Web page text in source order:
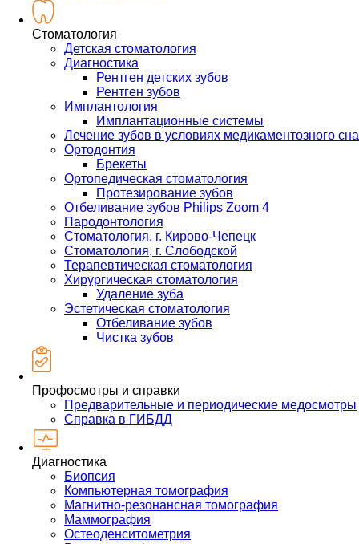
Стоматология
Детская стоматология
Диагностика
Рентген детских зубов
Рентген зубов
Имплантология
Имплантационные системы
Лечение зубов в условиях медикаментозного сна
Ортодонтия
Брекеты
Ортопедическая стоматология
Протезирование зубов
Отбеливание зубов Philips Zoom 4
Пародонтология
Стоматология, г. Кирово-Чепецк
Стоматология, г. Слободской
Терапевтическая стоматология
Хирургическая стоматология
Удаление зуба
Эстетическая стоматология
Отбеливание зубов
Чистка зубов
Профосмотры и справки
Предварительные и периодические медосмотры
Справка в ГИБДД
Диагностика
Биопсия
Компьютерная томография
Магнитно-резонансная томография
Маммография
Остеоденситометрия